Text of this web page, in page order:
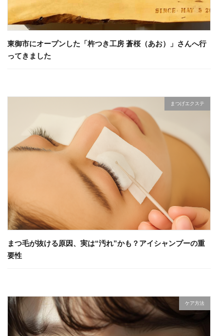
東御市にオープンした「杵つき工房 蒼桜（あお）」さんへ行
ってきました
まつげエクステ
まつ毛が抜ける原因、実は“汚れ”かも？アイシャンプーの重
要性
ケア方法